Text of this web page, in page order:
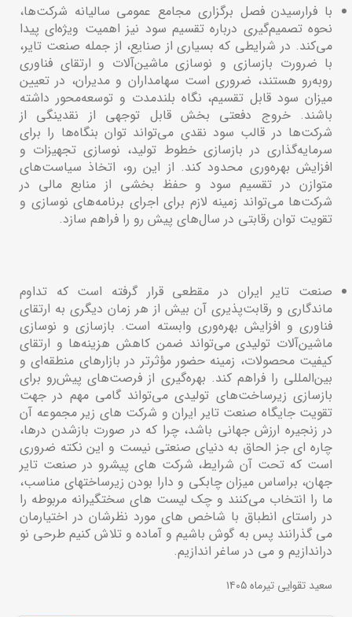
با فرارسیدن فصل برگزاری مجامع عمومی سالیانه شرکت‌ها،
نحوه تصمیم‌گیری درباره تقسیم سود نیز اهمیت ویژه‌ای پیدا
می‌کند. در شرایطی که بسیاری از صنایع، از جمله صنعت تایر،
با ضرورت بازسازی و نوسازی ماشین‌آلات و ارتقای فناوری
روبه‌رو هستند، ضروری است سهامداران و مدیران، در تعیین
میزان سود قابل تقسیم، نگاه بلندمدت و توسعه‌محور داشته
باشند. خروج دفعتی بخش قابل توجهی از نقدینگی از
شرکت‌ها در قالب سود نقدی می‌تواند توان بنگاه‌ها را برای
سرمایه‌گذاری در بازسازی خطوط تولید، نوسازی تجهیزات و
افزایش بهره‌وری محدود کند. از این رو، اتخاذ سیاست‌های
متوازن در تقسیم سود و حفظ بخشی از منابع مالی در
شرکت‌ها می‌تواند زمینه لازم برای اجرای برنامه‌های نوسازی و
تقویت توان رقابتی در سال‌های پیش رو را فراهم سازد.
صنعت تایر ایران در مقطعی قرار گرفته است که تداوم
ماندگاری و رقابت‌پذیری آن بیش از هر زمان دیگری به ارتقای
فناوری و افزایش بهره‌وری وابسته است. بازسازی و نوسازی
ماشین‌آلات تولیدی می‌تواند ضمن کاهش هزینه‌ها و ارتقای
کیفیت محصولات، زمینه حضور مؤثرتر در بازارهای منطقه‌ای و
بین‌المللی را فراهم کند. بهره‌گیری از فرصت‌های پیش‌رو برای
بازسازی زیرساخت‌های تولیدی می‌تواند گامی مهم در جهت
تقویت جایگاه صنعت تایر ایران و شرکت های زیر مجموعه آن
در زنجیره ارزش جهانی باشد، چرا که در صورت بازشدن درها،
چاره ای جز الحاق به دنیای صنعتی نیست و این نکته ضروری
است که تحت آن شرایط، شرکت های پیشرو در صنعت تایر
جهان، براساس میزان چابکی و دارا بودن زیرساختهای مناسب،
ما را انتخاب می‌کنند و چک لیست های سختگیرانه مربوطه را
در راستای انطباق با شاخص های مورد نظرشان در اختیارمان
می گذرانند پس به گوش باشیم و آماده و تلاش کنیم طرحی نو
دراندازیم و می در ساغر اندازیم.
سعید تقوایی تیرماه ۱۴۰۵